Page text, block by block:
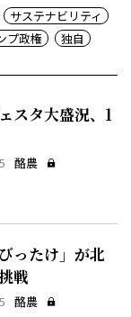
サステナビリティ
プ政権
独自
スタ大盛況、1
酪農
ったけ」が北
戦
酪農